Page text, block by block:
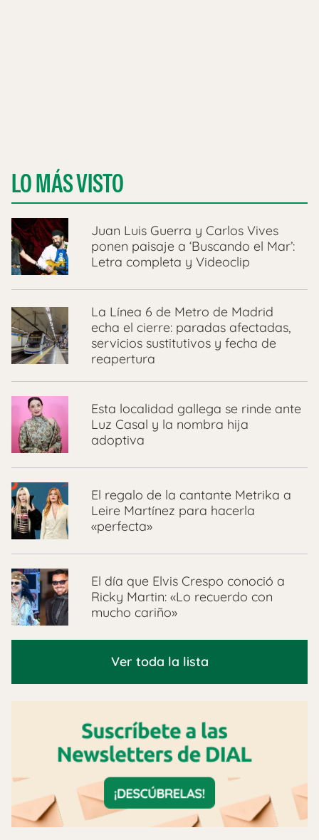
LO MÁS VISTO
Juan Luis Guerra y Carlos Vives
ponen paisaje a ‘Buscando el Mar’:
Letra completa y Videoclip
La Línea 6 de Metro de Madrid
echa el cierre: paradas afectadas,
servicios sustitutivos y fecha de
reapertura
Esta localidad gallega se rinde ante
Luz Casal y la nombra hija
adoptiva
El regalo de la cantante Metrika a
Leire Martínez para hacerla
«perfecta»
El día que Elvis Crespo conoció a
Ricky Martin: «Lo recuerdo con
mucho cariño»
Ver toda la lista